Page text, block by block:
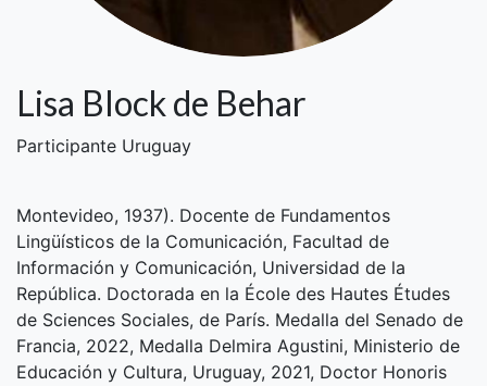
Lisa Block de Behar
Participante Uruguay
Montevideo, 1937). Docente de Fundamentos
Lingüísticos de la Comunicación, Facultad de
Información y Comunicación, Universidad de la
República. Doctorada en la École des Hautes Études
de Sciences Sociales, de París. Medalla del Senado de
Francia, 2022, Medalla Delmira Agustini, Ministerio de
Educación y Cultura, Uruguay, 2021, Doctor Honoris